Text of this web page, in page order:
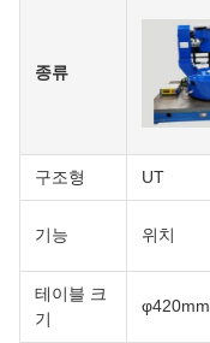
종류
구조형 UT
기능 위치
테이블 크
기